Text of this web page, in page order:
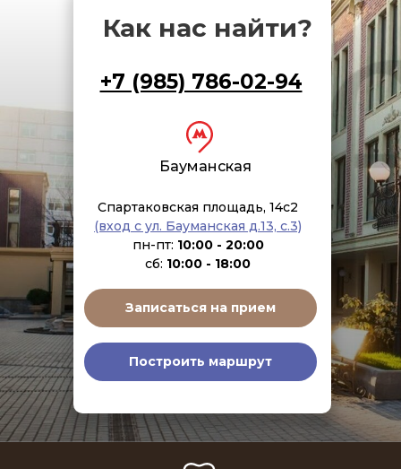
Записаться на прием
Как нас найти?
Спартаковская площадь, 14с2
(вход с ул. Бауманская д.13, с.3)
пн-пт: 10:00 - 20:00
сб: 10:00 - 18:00
Бауманская
+7 (985) 786-02-94
Построить маршрут